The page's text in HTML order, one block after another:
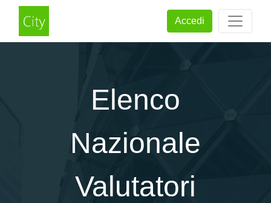
Accedi
Elenco
Nazionale
Valutatori